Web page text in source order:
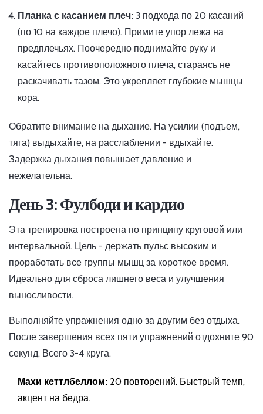
Планка с касанием плеч: 3 подхода по 20 касаний
(по 10 на каждое плечо). Примите упор лежа на
предплечьях. Поочередно поднимайте руку и
касайтесь противоположного плеча, стараясь не
раскачивать тазом. Это укрепляет глубокие мышцы
кора.
Обратите внимание на дыхание. На усилии (подъем,
тяга) выдыхайте, на расслаблении - вдыхайте.
Задержка дыхания повышает давление и
нежелательна.
День 3: Фулбоди и кардио
Эта тренировка построена по принципу круговой или
интервальной. Цель - держать пульс высоким и
проработать все группы мышц за короткое время.
Идеально для сброса лишнего веса и улучшения
выносливости.
Выполняйте упражнения одно за другим без отдыха.
После завершения всех пяти упражнений отдохните 90
секунд. Всего 3-4 круга.
Махи кеттлбеллом: 20 повторений. Быстрый темп,
акцент на бедра.